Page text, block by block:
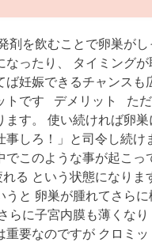
剤を飲むことで卵巣が
なったり、 タイミング
ば妊娠できるチャンスも
トです デメリット た
ます。 使い続ければ卵巣
事しろ！」と司令し続け
でこのような事が起こっ
る という状態になり
うと 卵巣が腫れてさら
らに子宮内膜も薄くなり
重要なのですが クロミッ